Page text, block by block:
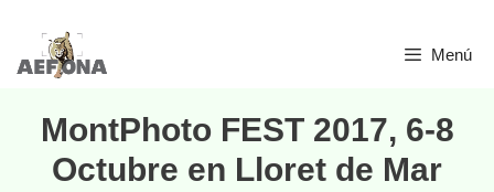
Saltar
Menú
MontPhoto FEST 2017, 6-8
Octubre en Lloret de Mar